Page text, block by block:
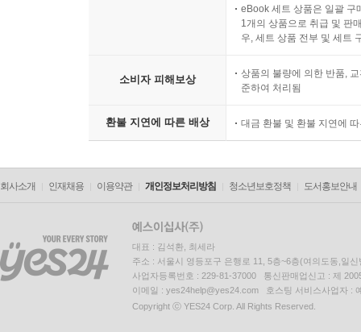
eBook 세트 상품은 일괄 구
1개의 상품으로 취급 및 판
우, 세트 상품 전부 및 세트
소비자 피해보상
상품의 불량에 의한 반품,
준하여 처리됨
환불 지연에 따른 배상 대금 환불 및 환불 지연에
회사소개 인재채용 이용약관 개인정보처리방침 청소년보호정책 도서홍보안내
대표 : 김석환, 최세라
주소 : 서울시 영등포구 은행로 11, 5층~6층(여의도동,일신
사업자등록번호 : 229-81-37000 통신판매업신고 : 제
이메일 : yes24help@yes24.com 호스팅 서비스사업자 :
Copyright ⓒ YES24 Corp. All Rights Reserved.